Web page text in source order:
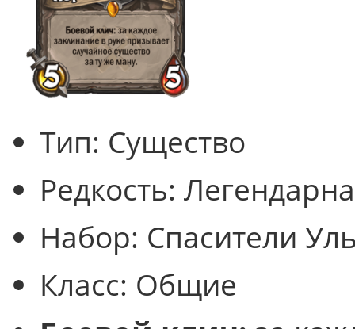
Тип: Существо
Редкость:
Набор: Спасители
Класс: Общие